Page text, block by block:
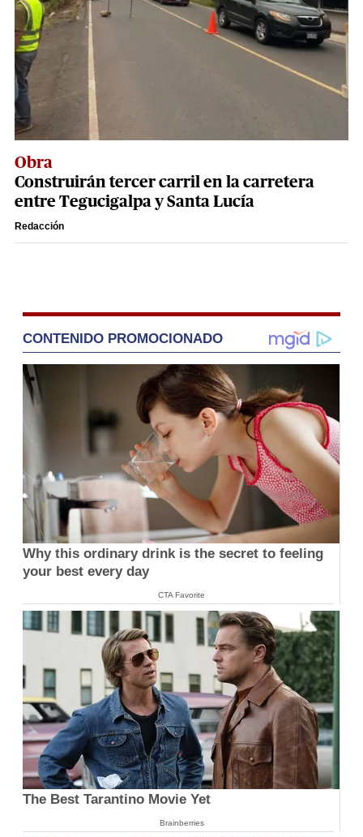
Obra
Construirán tercer carril en la carretera
entre Tegucigalpa y Santa Lucía
Redacción
CONTENIDO PROMOCIONADO
Why this ordinary drink is the secret to feeling
your best every day
CTA Favorite
The Best Tarantino Movie Yet
Brainberries